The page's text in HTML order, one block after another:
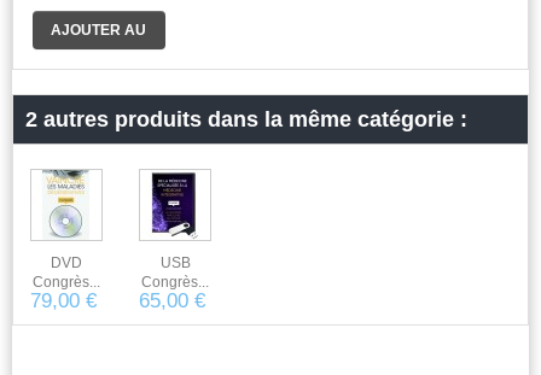
CONGRÈS USB
2023 USB Congrès
2023 65€ au lieu de
jusqu'au 25 mai
2023
AJOUTER AU
PANIER
2 autres produits dans la même catégorie :
DVD
Congrès...
79,00 €
USB
Congrès...
65,00 €